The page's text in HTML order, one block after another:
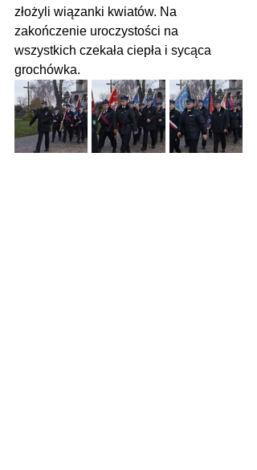
złożyli wiązanki kwiatów. Na
zakończenie uroczystości na
wszystkich czekała ciepła i sycąca
grochówka.